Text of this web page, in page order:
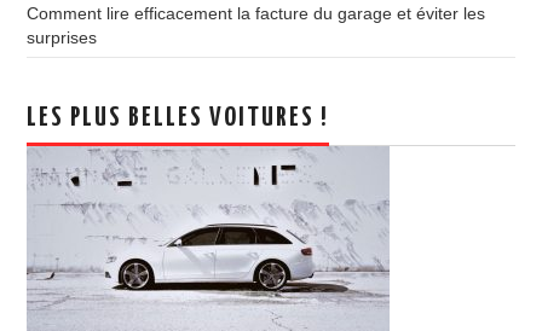
Comment lire efficacement la facture du garage et éviter les
surprises
LES PLUS BELLES VOITURES !